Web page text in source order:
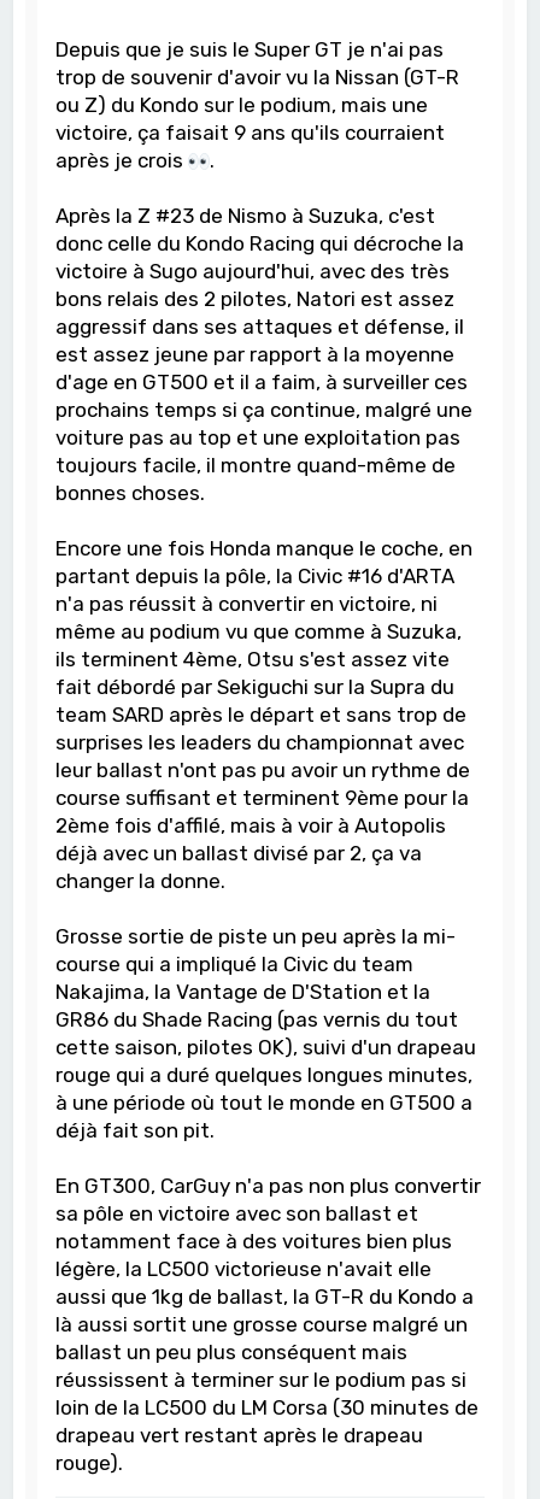
Depuis que je suis le Super GT je n'ai pas
trop de souvenir d'avoir vu la Nissan (GT-R
ou Z) du Kondo sur le podium, mais une
victoire, ça faisait 9 ans qu'ils courraient
après je crois
.
Après la Z #23 de Nismo à Suzuka, c'est
donc celle du Kondo Racing qui décroche la
victoire à Sugo aujourd'hui, avec des très
bons relais des 2 pilotes, Natori est assez
aggressif dans ses attaques et défense, il
est assez jeune par rapport à la moyenne
d'age en GT500 et il a faim, à surveiller ces
prochains temps si ça continue, malgré une
voiture pas au top et une exploitation pas
toujours facile, il montre quand-même de
bonnes choses.
Encore une fois Honda manque le coche, en
partant depuis la pôle, la Civic #16 d'ARTA
n'a pas réussit à convertir en victoire, ni
même au podium vu que comme à Suzuka,
ils terminent 4ème, Otsu s'est assez vite
fait débordé par Sekiguchi sur la Supra du
team SARD après le départ et sans trop de
surprises les leaders du championnat avec
leur ballast n'ont pas pu avoir un rythme de
course suffisant et terminent 9ème pour la
2ème fois d'affilé, mais à voir à Autopolis
déjà avec un ballast divisé par 2, ça va
changer la donne.
Grosse sortie de piste un peu après la mi-
course qui a impliqué la Civic du team
Nakajima, la Vantage de D'Station et la
GR86 du Shade Racing (pas vernis du tout
cette saison, pilotes OK), suivi d'un drapeau
rouge qui a duré quelques longues minutes,
à une période où tout le monde en GT500 a
déjà fait son pit.
En GT300, CarGuy n'a pas non plus convertir
sa pôle en victoire avec son ballast et
notamment face à des voitures bien plus
légère, la LC500 victorieuse n'avait elle
aussi que 1kg de ballast, la GT-R du Kondo a
là aussi sortit une grosse course malgré un
ballast un peu plus conséquent mais
réussissent à terminer sur le podium pas si
loin de la LC500 du LM Corsa (30 minutes de
drapeau vert restant après le drapeau
rouge).